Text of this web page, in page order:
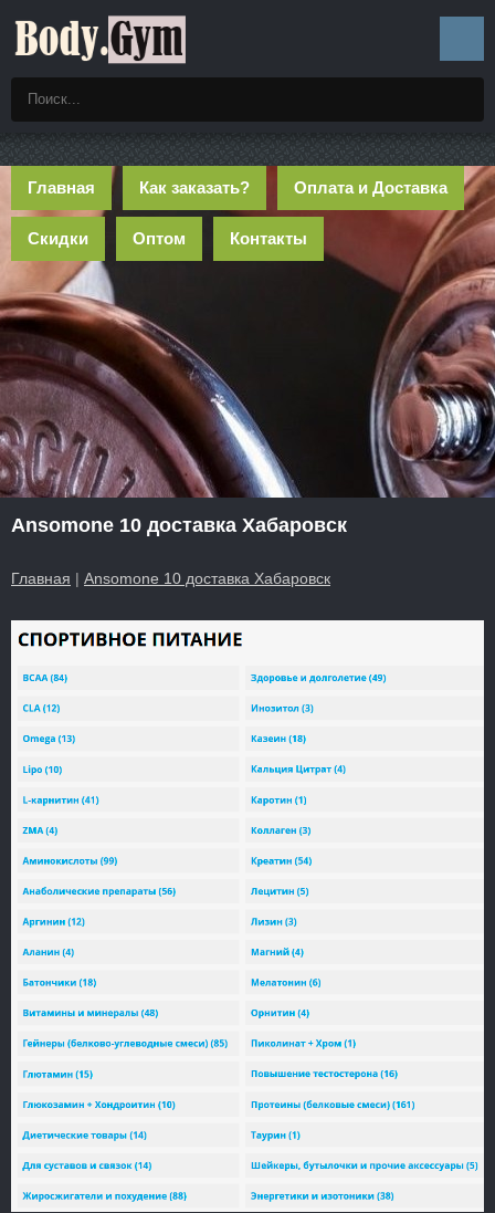
Главная Как заказать? Оплата и Доставка
Скидки Оптом Контакты
Ansomone 10 доставка Хабаровск
Главная | Ansomone 10 доставка Хабаровск